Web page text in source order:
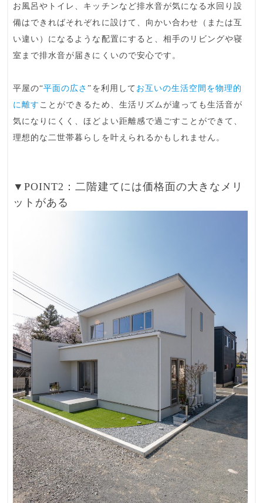
お風呂やトイレ、キッチンなど排水音が気になる水回り設
備はできればそれぞれに設けて、向かい合わせ（または互
い違い）になるような配置にすると、相手のリビングや寝
室まで排水音が届きにくいので安心です。
平屋の“平面の広さ”を利用して お互いの生活空間を物理的
に離す ことができるため、生活リズムが違っても生活音が
気になりにくく、ほどよい距離感で過ごすことができて、
理想的な二世帯暮らしを叶えられるかもしれません。
▼POINT2：二階建てには価格面の大きなメリ
ットがある